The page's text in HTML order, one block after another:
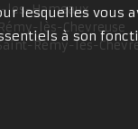
les-Hameaux
lès-Chevreuse
Rémy-lès-
lesquelles vous
à son